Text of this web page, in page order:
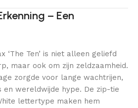
– Een
‘The Ten’ is niet alleen geliefd
maar ook om zijn zeldzaamheid.
zorgde voor lange wachtrijen,
en wereldwijde hype. De zip-tie
lettertype maken hem